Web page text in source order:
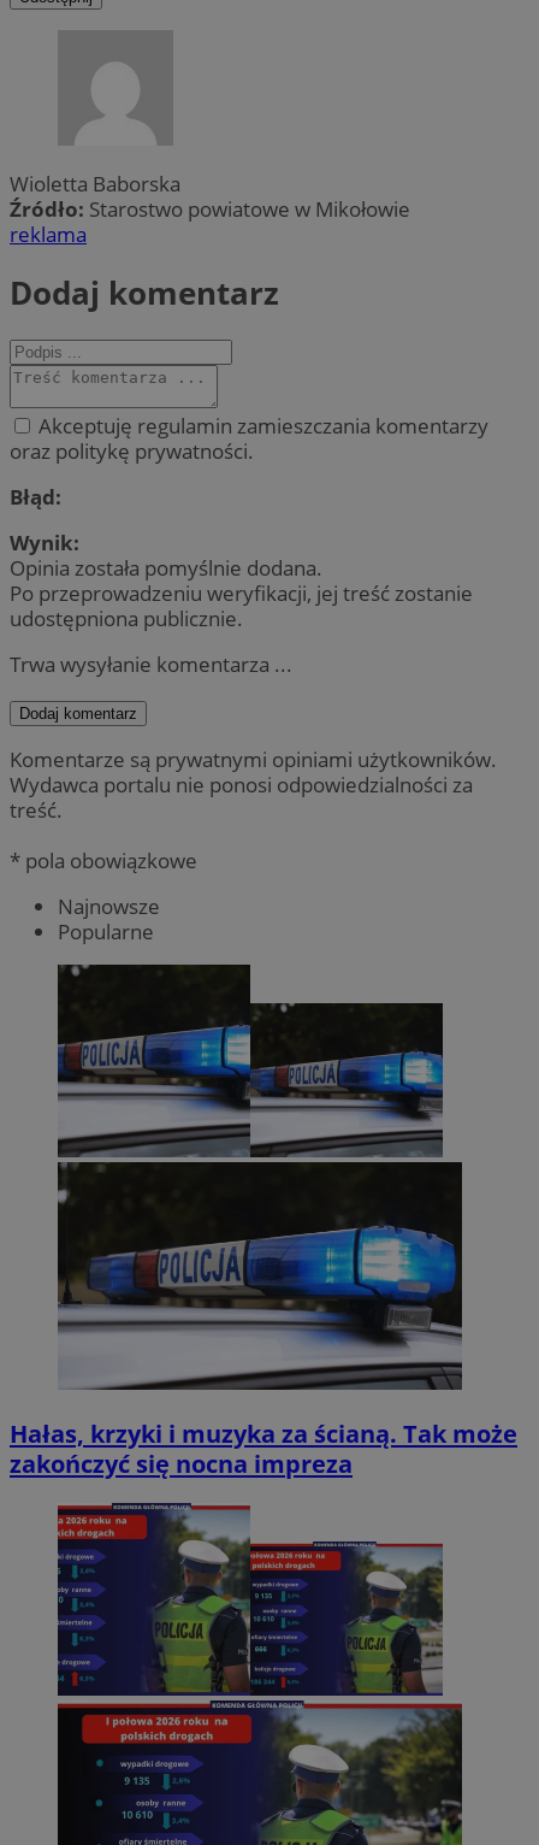
Wioletta Baborska
Źródło: Starostwo powiatowe w Mikołowie
reklama
Dodaj komentarz
Akceptuję regulamin zamieszczania komentarzy
oraz politykę prywatności.
Błąd:
Wynik:
Opinia została pomyślnie dodana.
Po przeprowadzeniu weryfikacji, jej treść zostanie
udostępniona publicznie.
Trwa wysyłanie komentarza ...
Dodaj komentarz
Komentarze są prywatnymi opiniami użytkowników.
Wydawca portalu nie ponosi odpowiedzialności za
treść.
* pola obowiązkowe
Najnowsze
Popularne
Hałas, krzyki i muzyka za ścianą. Tak może
zakończyć się nocna impreza